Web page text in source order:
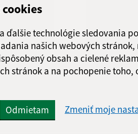
ďalšie technológie sledovania
našich webových stránok,
obsah a cielené
stránok a na pochopenie
Odmietam Zmeniť moje
reCaptcha Response
Odoslať správu